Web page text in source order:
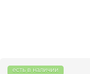
есть в наличии